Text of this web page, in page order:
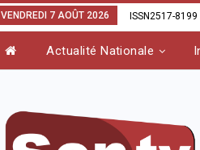
VENDREDI 7 AOÛT 2026 ISSN2517-8199
Actualité Nationale